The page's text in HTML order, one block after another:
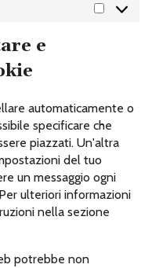
e
automaticamente o
specificare che
piazzati. Un'altra
del tuo
un messaggio ogni
ulteriori informazioni
nella sezione
potrebbe non